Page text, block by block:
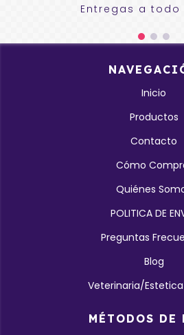
Entregas a
Inicio
Productos
Contacto
Cómo
Quiénes
POLITICA DE
Preguntas
Blog
Veterinaria/
MÉTODOS DE